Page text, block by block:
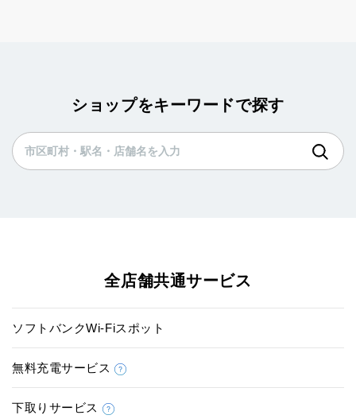
ショップをキーワードで探す
全店舗共通サービス
ソフトバンクWi-Fiスポット
無料充電サービス
下取りサービス